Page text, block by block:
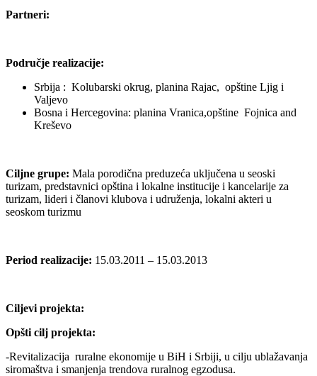
Partneri:
Područje realizacije:
Srbija : Kolubarski okrug, planina Rajac, opštine Ljig i
Valjevo
Bosna i Hercegovina: planina Vranica,opštine Fojnica and
Kreševo
Ciljne grupe: Mala porodična preduzeća uključena u seoski
turizam, predstavnici opština i lokalne institucije i kancelarije za
turizam, lideri i članovi klubova i udruženja, lokalni akteri u
seoskom turizmu
Period realizacije: 15.03.2011 – 15.03.2013
Ciljevi projekta:
Opšti cilj projekta:
-Revitalizacija ruralne ekonomije u BiH i Srbiji, u cilju ublažavanja
siromaštva i smanjenja trendova ruralnog egzodusa.